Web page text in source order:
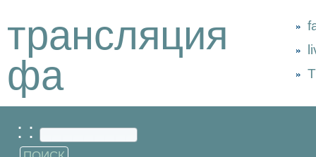
трансляция
фа
: :